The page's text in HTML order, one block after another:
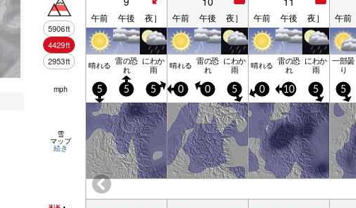
5906ft
4429ft
2953ft
午前 午後 夜］ 午前 午後 夜］ 午前 午後 夜］ 午前
晴れる 雷の恐
れ
にわか
雨 晴れる 雷の恐
れ
にわか
雨 晴れる 雷の恐
れ
にわか
雨
一部曇
り
mph 5 5 5 0 0 5 0 10 5 5
雪
マップ
続き